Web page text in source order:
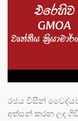
රජය විසින්
අත්සන් කරන ලද